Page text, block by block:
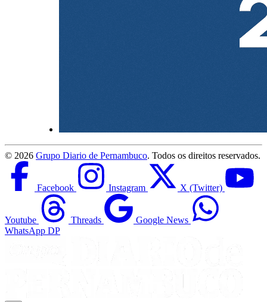
© 2026 Grupo Diario de Pernambuco. Todos os direitos reservados.
Facebook Instagram X (Twitter)
Youtube Threads
Google News
WhatsApp DP